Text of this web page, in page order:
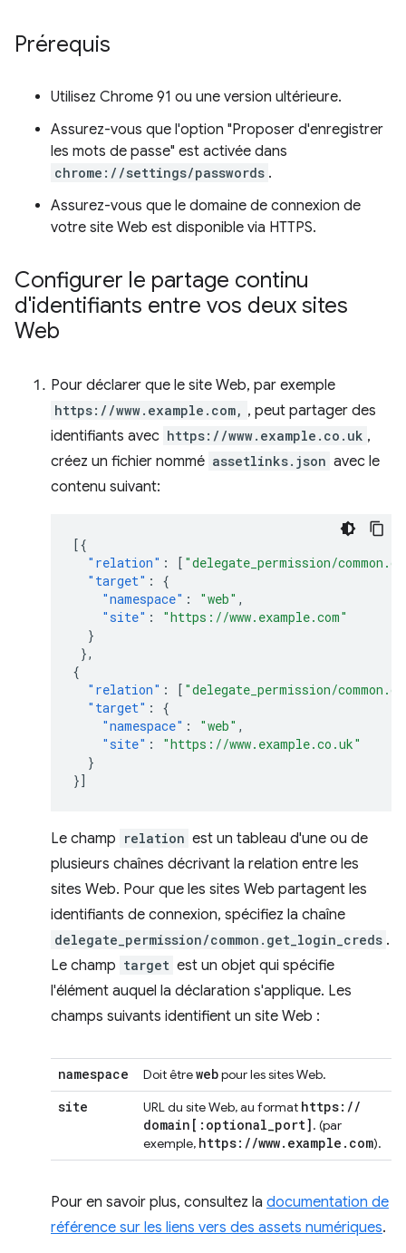
Prérequis
Utilisez Chrome 91 ou une version ultérieure.
Assurez-vous que l'option "Proposer d'enregistrer
les mots de passe" est activée dans
chrome://settings/passwords .
Assurez-vous que le domaine de connexion de
votre site Web est disponible via HTTPS.
Configurer le partage continu
d'identifiants entre vos deux sites
Web
Pour déclarer que le site Web, par exemple
https://www.example.com, , peut partager des
identifiants avec https://www.example.co.uk ,
créez un fichier nommé assetlinks.json avec le
contenu suivant:
[{
"relation" : [ "delegate_permission/
"target" :
{
"namespace" : "web" ,
"site" :
"https://www.example.com"
}
},
{
"relation" : [ "delegate_permission/
"target" :
{
"namespace" : "web" ,
"site" :
"https://www.example.co.uk"
}
}]
Le champ relation est un tableau d'une ou de
plusieurs chaînes décrivant la relation entre les
sites Web. Pour que les sites Web partagent les
identifiants de connexion, spécifiez la chaîne
delegate_permission/common.get_login_creds .
Le champ target est un objet qui spécifie
l'élément auquel la déclaration s'applique. Les
champs suivants identifient un site Web :
namespace Doit êtrewebpour les sites Web.
site URL du site Web, au format https: //
domain [: optional_port]. (par
exemple, https: //www. example . com).
Pour en savoir plus, consultez la documentation de
référence sur les liens vers des assets numériques.